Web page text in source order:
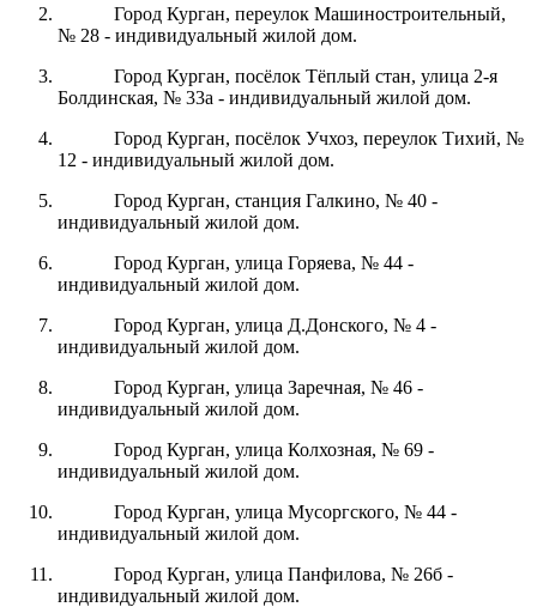
Город Курган, переулок Машиностроительный,
№ 28 - индивидуальный жилой дом.
Город Курган, посёлок Тёплый стан, улица 2-я
Болдинская, № 33а - индивидуальный жилой дом.
Город Курган, посёлок Учхоз, переулок Тихий, №
12 - индивидуальный жилой дом.
Город Курган, станция Галкино, № 40 -
индивидуальный жилой дом.
Город Курган, улица Горяева, № 44 -
индивидуальный жилой дом.
Город Курган, улица Д.Донского, № 4 -
индивидуальный жилой дом.
Город Курган, улица Заречная, № 46 -
индивидуальный жилой дом.
Город Курган, улица Колхозная, № 69 -
индивидуальный жилой дом.
Город Курган, улица Мусоргского, № 44 -
индивидуальный жилой дом.
Город Курган, улица Панфилова, № 26б -
индивидуальный жилой дом.